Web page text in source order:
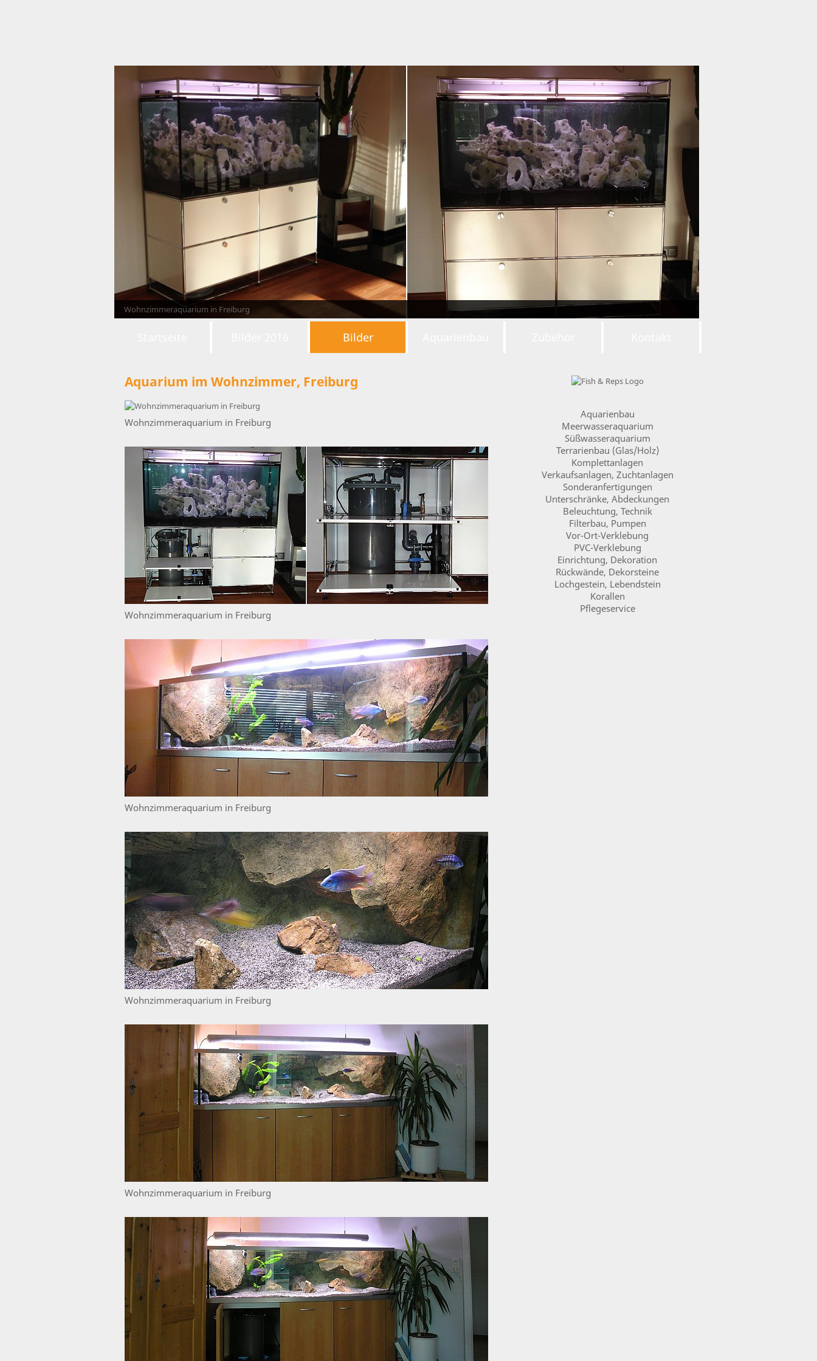
Wohnzimmeraquarium in Freiburg
Bilder
Aquarium im Wohnzimmer, Freiburg
Wohnzimmeraquarium in Freiburg
Wohnzimmeraquarium in Freiburg
Wohnzimmeraquarium in Freiburg
Wohnzimmeraquarium in Freiburg
Wohnzimmeraquarium in Freiburg
Aquarienbau
Meerwasseraquarium
Süßwasseraquarium
Terrarienbau (Glas/Holz)
Komplettanlagen
Verkaufsanlagen, Zuchtanlagen
Sonderanfertigungen
Unterschränke, Abdeckungen
Beleuchtung, Technik
Filterbau, Pumpen
Vor-Ort-Verklebung
PVC-Verklebung
Einrichtung, Dekoration
Rückwände, Dekorsteine
Lochgestein, Lebendstein
Korallen
Pflegeservice